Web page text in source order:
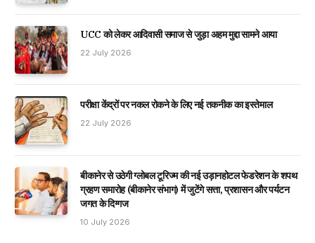
UCC को लेकर आदिवासी समाज से जुड़ा अहम मुद्दा सामने आया
22 July 2026
परीक्षा केंद्रों पर नकल रोकने के लिए नई तकनीक का इस्तेमाल
22 July 2026
बीकानेर से उठेगी ग्लोबल टूरिज्म की नई उड़ानहोटल फेडरेशन के शपथ
ग्रहण समारोह (बीकानेर संभाग) में जुटेंगे सत्ता, प्रशासन और पर्यटन
जगत के दिग्गज
10 July 2026